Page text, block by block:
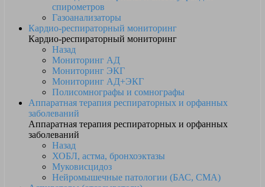
спирометров
Газоанализаторы
Кардио-респираторный мониторинг
Кардио-респираторный мониторинг
Назад
Мониторинг АД
Мониторинг ЭКГ
Мониторинг АД+ЭКГ
Полисомнографы и сомнографы
Аппаратная терапия респираторных и орфанных
заболеваний
Аппаратная терапия респираторных и орфанных
заболеваний
Назад
ХОБЛ, астма, бронхоэктазы
Муковисцидоз
Нейромышечные патологии (БАС, СМА)